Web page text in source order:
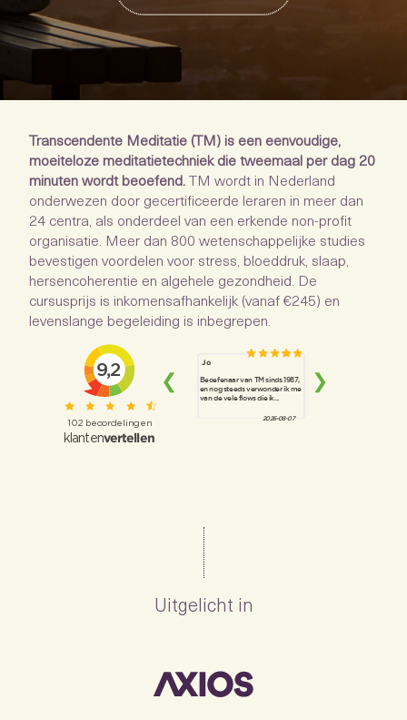
Transcendente Meditatie (TM) is een eenvoudige,
moeiteloze meditatietechniek die tweemaal per dag 20
minuten wordt beoefend.TM wordt in Nederland
onderwezen door gecertificeerde leraren in meer dan
24 centra, als onderdeel van een erkende non-profit
organisatie. Meer dan 800 wetenschappelijke studies
bevestigen voordelen voor stress, bloeddruk, slaap,
hersencoherentie en algehele gezondheid. De
cursusprijs is inkomensafhankelijk (vanaf €245) en
levenslange begeleiding is inbegrepen.
Uitgelicht in